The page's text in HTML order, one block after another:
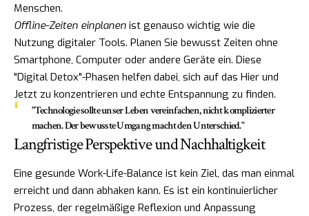
Menschen.
Offline-Zeiten einplanen ist genauso wichtig wie die
Nutzung digitaler Tools. Planen Sie bewusst Zeiten ohne
Smartphone, Computer oder andere Geräte ein. Diese
"Digital Detox"-Phasen helfen dabei, sich auf das Hier und
Jetzt zu konzentrieren und echte Entspannung zu finden.
"Technologie sollte unser Leben vereinfachen, nicht komplizierter
machen. Der bewusste Umgang macht den Unterschied."
Langfristige Perspektive und Nachhaltigkeit
Eine gesunde Work-Life-Balance ist kein Ziel, das man einmal
erreicht und dann abhaken kann. Es ist ein kontinuierlicher
Prozess, der regelmäßige Reflexion und Anpassung